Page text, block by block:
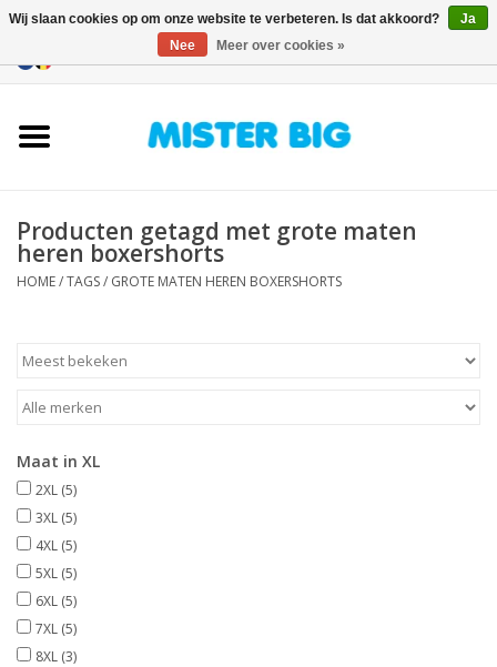
Onze Winkel
BLOGS
Merken
Producten getagd met grote maten
heren boxershorts
HOME/TAGS/ GROTE MATEN HEREN BOXERSHORTS
Maat in XL
2XL (5)
3XL (5)
4XL (5)
5XL (5)
6XL (5)
7XL (5)
8XL (3)
Wij slaan cookies op om onze website te verbeteren. Is dat akkoord?
Ja
Nee
Meer over cookies »